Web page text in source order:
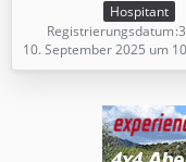
Hospitant
Registrierungsdatum
10. September 2025 um